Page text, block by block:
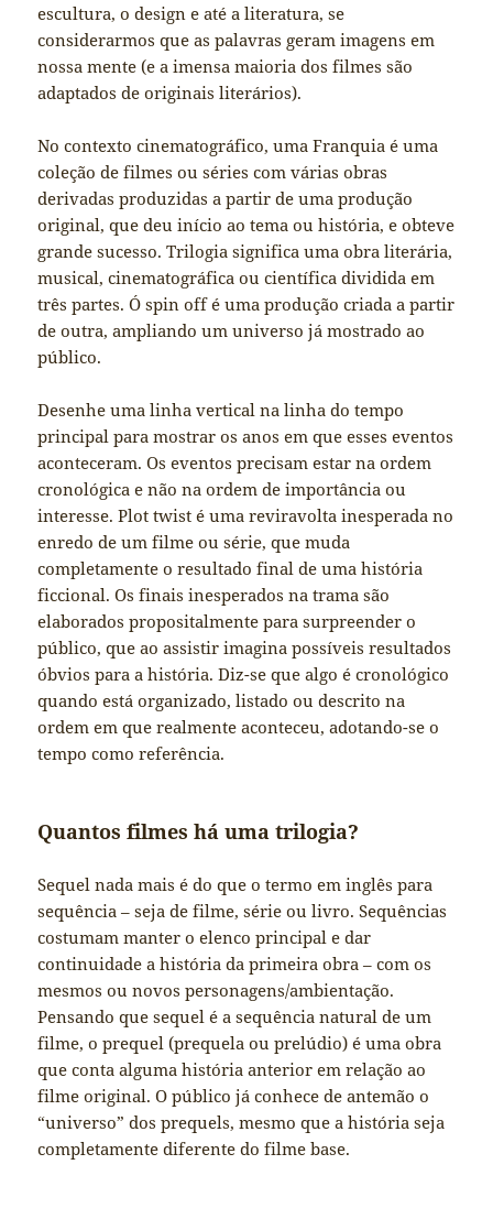
escultura, o design e até a literatura, se
considerarmos que as palavras geram imagens em
nossa mente (e a imensa maioria dos filmes são
adaptados de originais literários).
No contexto cinematográfico, uma Franquia é uma
coleção de filmes ou séries com várias obras
derivadas produzidas a partir de uma produção
original, que deu início ao tema ou história, e obteve
grande sucesso. Trilogia significa uma obra literária,
musical, cinematográfica ou científica dividida em
três partes. Ó spin off é uma produção criada a partir
de outra, ampliando um universo já mostrado ao
público.
Desenhe uma linha vertical na linha do tempo
principal para mostrar os anos em que esses eventos
aconteceram. Os eventos precisam estar na ordem
cronológica e não na ordem de importância ou
interesse. Plot twist é uma reviravolta inesperada no
enredo de um filme ou série, que muda
completamente o resultado final de uma história
ficcional. Os finais inesperados na trama são
elaborados propositalmente para surpreender o
público, que ao assistir imagina possíveis resultados
óbvios para a história. Diz-se que algo é cronológico
quando está organizado, listado ou descrito na
ordem em que realmente aconteceu, adotando-se o
tempo como referência.
Quantos filmes há uma trilogia?
Sequel nada mais é do que o termo em inglês para
sequência – seja de filme, série ou livro. Sequências
costumam manter o elenco principal e dar
continuidade a história da primeira obra – com os
mesmos ou novos personagens/ambientação.
Pensando que sequel é a sequência natural de um
filme, o prequel (prequela ou prelúdio) é uma obra
que conta alguma história anterior em relação ao
filme original. O público já conhece de antemão o
“universo” dos prequels, mesmo que a história seja
completamente diferente do filme base.